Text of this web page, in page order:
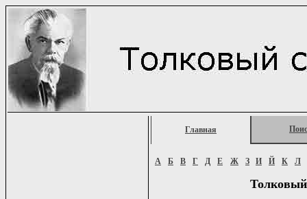
Главная
А Б В Г Д Е Ж З И Й К Л